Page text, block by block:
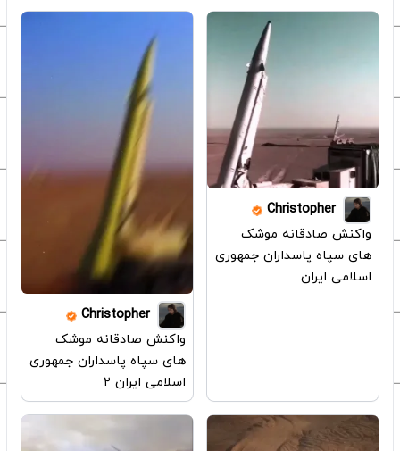
Christopher
واکنش صادقانه موشک
های سپاه پاسداران جمهوری
اسلامی ایران
Christopher
واکنش صادقانه موشک
های سپاه پاسداران جمهوری
اسلامی ایران ۲